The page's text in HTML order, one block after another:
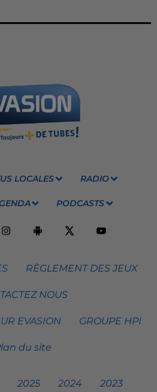
LOCALES RADIO
PODCASTS
RÈGLEMENT DES JEUX
NOUS
EVASION GROUPE HPI
du site
2025 2024 2023